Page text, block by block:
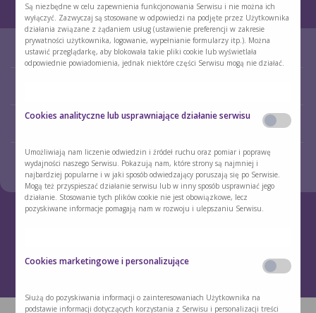
O NAS O ŻYWIENIU DOJELITOWYM
PORADNIA ŻYWIENIOWA DLA
DLA LEKARZY I PIELĘGNIAREK
KONTAKT
Rejestracja skierowania 800 800 860
ZASTRZEŻENIA PRAWNE
Copyright © Nutrimed Promedica 2023. Wszelkie prawa zastrzeżone.
Polityce prywatności. Polityka cookies oraz Polityka prywatności są dodatkowo
dostępne w każdym czasie w stopce Serwisu.
Są niezbędne w celu zapewnienia funkcjonowania Serwisu i nie można ich
wyłączyć. Zazwyczaj są stosowane w odpowiedzi na podjęte przez Użytkownika
działania związane z żądaniem usług (ustawienie preferencji w zakresie
prywatności użytkownika, logowanie, wypełnianie formularzy itp.). Można
ustawić przeglądarkę, aby blokowała takie pliki cookie lub wyświetlała
odpowiednie powiadomienia, jednak niektóre części Serwisu mogą nie działać.
Cookies analityczne lub usprawniające działanie serwisu
Umożliwiają nam liczenie odwiedzin i źródeł ruchu oraz pomiar i poprawę
wydajności naszego Serwisu. Pokazują nam, które strony są najmniej i
najbardziej popularne i w jaki sposób odwiedzający poruszają się po Serwisie.
Mogą też przyspieszać działanie serwisu lub w inny sposób usprawniać jego
działanie. Stosowanie tych plików cookie nie jest obowiązkowe, lecz
pozyskiwane informacje pomagają nam w rozwoju i ulepszaniu Serwisu.
Cookies marketingowe i personalizujące
Służą do pozyskiwania informacji o zainteresowaniach Użytkownika na
podstawie informacji dotyczących korzystania z Serwisu i personalizacji treści